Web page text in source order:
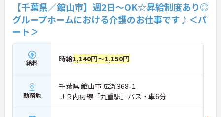
【千葉県／館山市】週2日～OK☆昇給制度あり◎
グループホームにおける介護のお仕事です♪＜パ
ート＞
給料 時給1,140円～1,150円
勤務地
千葉県 館山市 広瀬368-1
ＪＲ内房線「九重駅」バス・車6分